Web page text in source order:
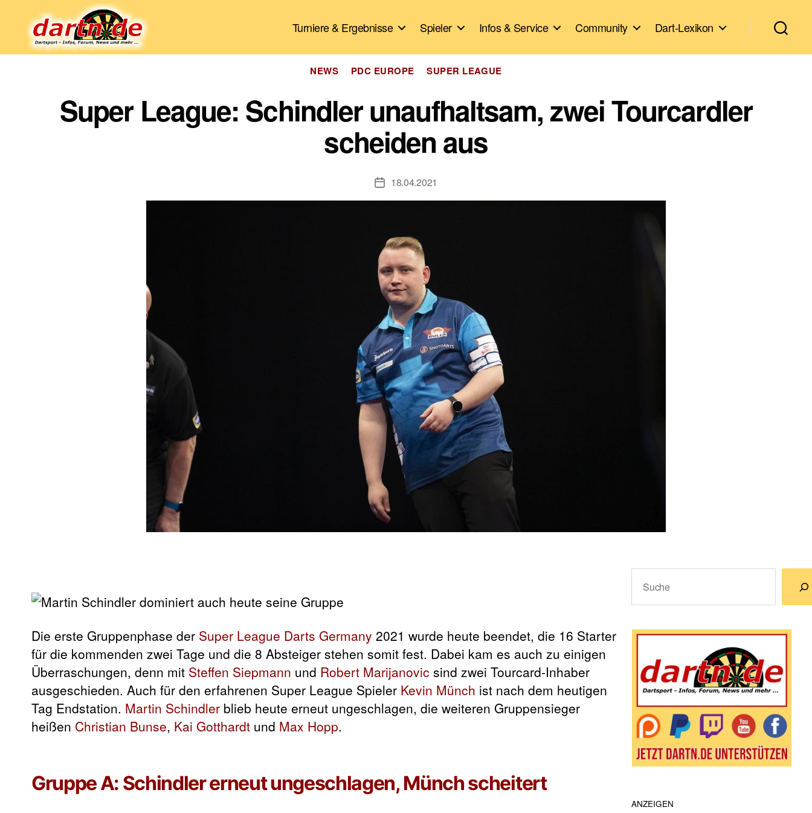
Turniere & Ergebnisse Spieler Infos & Service Community Dart-Lexikon
Kategorien
NEWS PDC EUROPE SUPER LEAGUE
Super League: Schindler unaufhaltsam, zwei Tourcardler
scheiden aus
Veröffentlichungsdatum
18.04.2021
Die erste Gruppenphase der Super League Darts Germany 2021 wurde heute beendet, die 16 Starter
für die kommenden zwei Tage und die 8 Absteiger stehen somit fest. Dabei kam es auch zu einigen
Überraschungen, denn mit Steffen Siepmann und Robert Marijanovic sind zwei Tourcard-Inhaber
ausgeschieden. Auch für den erfahrenen Super League Spieler Kevin Münch ist nach dem heutigen
Tag Endstation. Martin Schindler blieb heute erneut ungeschlagen, die weiteren Gruppensieger
heißen Christian Bunse, Kai Gotthardt und Max Hopp.
Gruppe A: Schindler erneut ungeschlagen, Münch scheitert
ANZEIGEN